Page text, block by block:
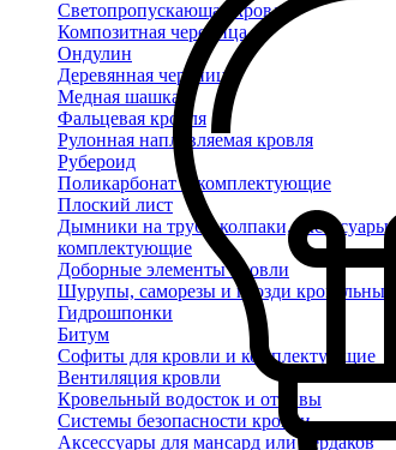
Светопропускающая кровля
Композитная черепица
Ондулин
Деревянная черепица
Медная шашка
Фальцевая кровля
Рулонная наплавляемая кровля
Рубероид
Поликарбонат и комплектующие
Плоский лист
Дымники на трубу, колпаки, аксессуары и
комплектующие
Доборные элементы кровли
Шурупы, саморезы и гвозди кровельные
Гидрошпонки
Битум
Софиты для кровли и комплектующие
Вентиляция кровли
Кровельный водосток и отливы
Системы безопасности кровли
Аксессуары для мансард или чердаков